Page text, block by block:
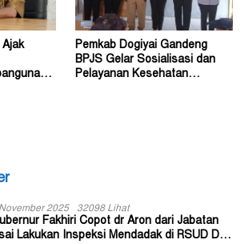
Ajak
Pemkab Dogiyai Gandeng
BPJS Gelar Sosialisasi dan
Pelayanan Kesehatan
2025 32098 Lihat
Fakhiri Copot dr Aron dari Jabatan
Lakukan Inspeksi Mendadak di RSUD Dok